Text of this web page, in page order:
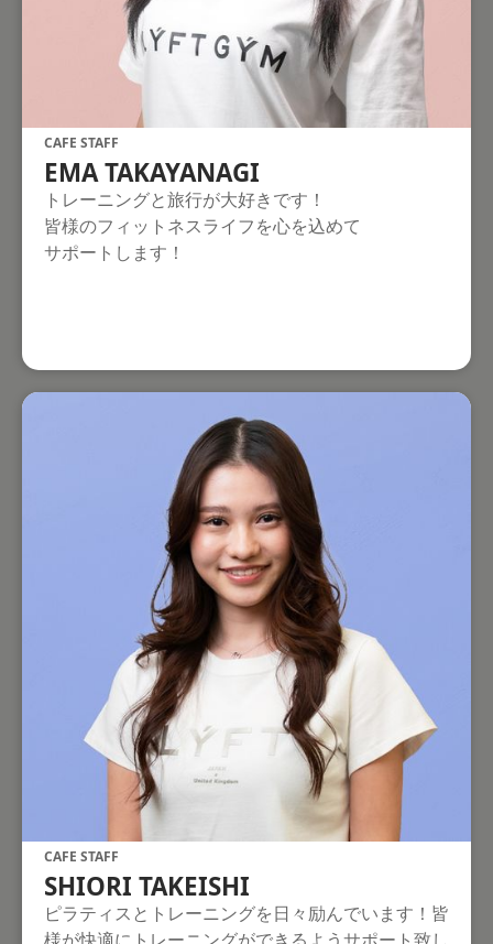
CAFE STAFF
EMA TAKAYANAGI
トレーニングと旅行が大好きです！
皆様のフィットネスライフを心を込めて
サポートします！
CAFE STAFF
SHIORI TAKEISHI
ピラティスとトレーニングを日々励んでいます！皆